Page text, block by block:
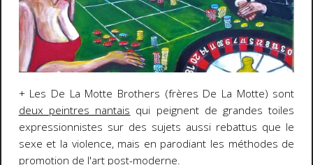
+ Les De La Motte Brothers (frères De La Motte) sont
deux peintres nantais qui peignent de grandes toiles
expressionnistes sur des sujets aussi rebattus que le
sexe et la violence, mais en parodiant les méthodes de
promotion de l'art post-moderne.